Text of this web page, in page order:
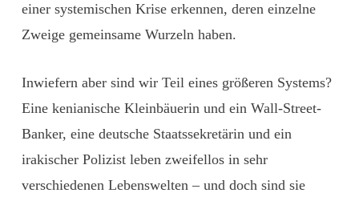
einer systemischen Krise erkennen, deren einzelne
Zweige gemeinsame Wurzeln haben.
Inwiefern aber sind wir Teil eines größeren Systems?
Eine ­kenianische Kleinbäuerin und ein Wall-Street-
Banker, eine deutsche Staatssekretärin und ein
irakischer Polizist leben zweifellos in sehr
verschiedenen Lebenswelten – und doch sind sie